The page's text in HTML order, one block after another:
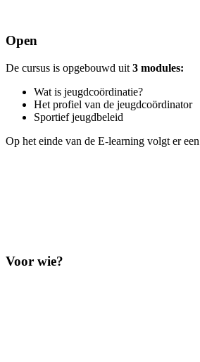
Open
De cursus is opgebouwd uit 3 modules:
Wat is jeugdcoördinatie?
Het profiel van de jeugdcoördinator
Sportief jeugdbeleid
Op het einde van de E-learning volgt er een
Voor wie?